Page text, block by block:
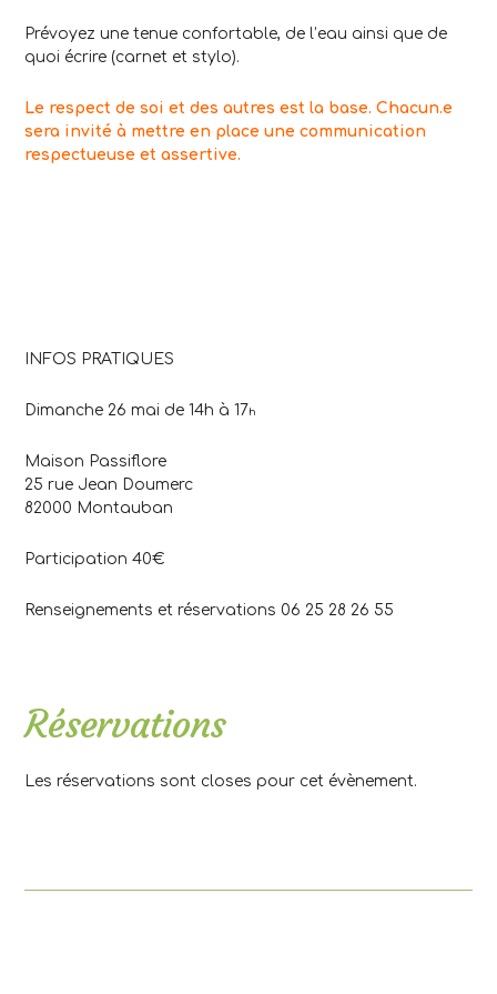
Prévoyez une tenue confortable, de l’eau ainsi que de
quoi écrire (carnet et stylo).
Le respect de soi et des autres est la base. Chacun.e
sera invité à mettre en place une communication
respectueuse et assertive.
INFOS PRATIQUES
Dimanche 26 mai de 14h à 17 h
Maison Passiflore
25 rue Jean Doumerc
82000 Montauban
Participation 40€
Renseignements et réservations 06 25 28 26 55
Réservations
Les réservations sont closes pour cet évènement.